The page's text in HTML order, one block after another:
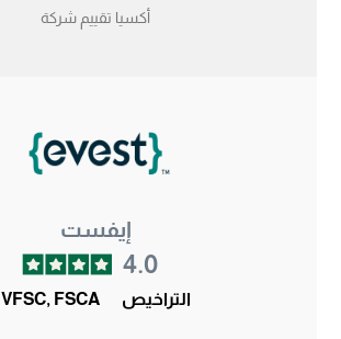
أكسيا تقييم شركة
إيفست
4.0
التراخيص VFSC, FSCA